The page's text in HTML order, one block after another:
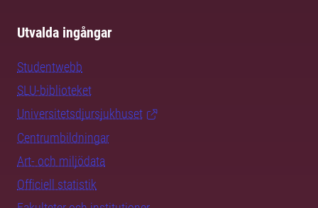
Utvalda ingångar
Studentwebb
SLU-biblioteket
Universitetsdjursjukhuset
Centrumbildningar
Art- och miljödata
Officiell statistik